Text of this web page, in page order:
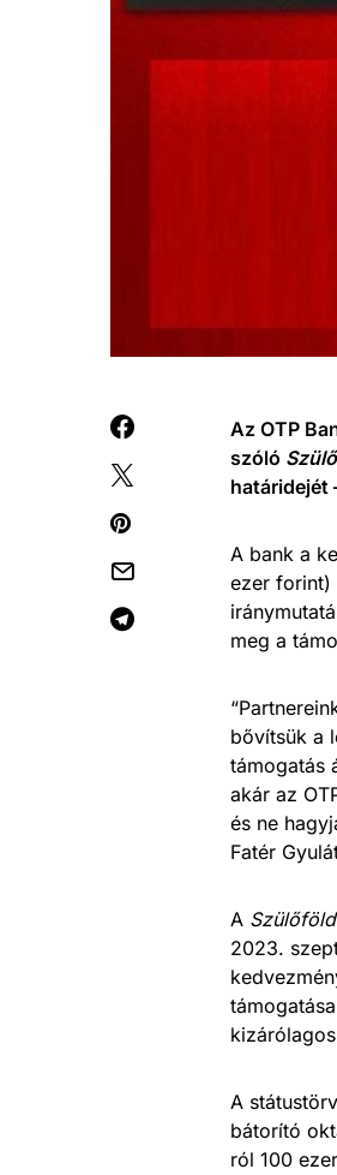
Az OTP
szóló
határidejét
A bank a
ezer forint)
meg a
bővítsük a
támogatás
akár az
és ne
Fatér
A
2023.
A
bátorító
ról 100